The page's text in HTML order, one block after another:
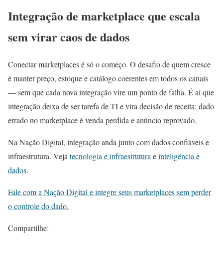
Integração de marketplace que escala
sem virar caos de dados
Conectar marketplaces é só o começo. O desafio de quem cresce
é manter preço, estoque e catálogo coerentes em todos os canais
— sem que cada nova integração vire um ponto de falha. É aí que
integração deixa de ser tarefa de TI e vira decisão de receita: dado
errado no marketplace é venda perdida e anúncio reprovado.
Na Nação Digital, integração anda junto com dados confiáveis e
infraestrutura. Veja tecnologia e infraestrutura einteligência e
dados.
Fale com a Nação Digital e integre seus marketplaces sem perder
o controle do dado.
Compartilhe: